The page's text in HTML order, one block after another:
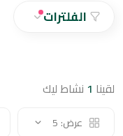
الفلترات
نشاط ليك
عرض: 5